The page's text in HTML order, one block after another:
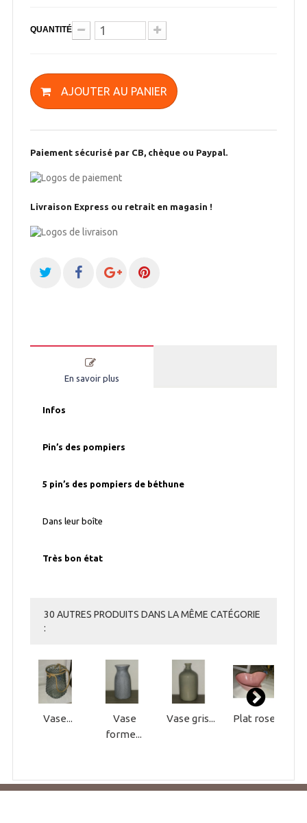
QUANTITÉ
AJOUTER AU PANIER
Paiement sécurisé par CB, chèque ou Paypal.
Livraison Express ou retrait en magasin !
En savoir plus
Infos
Pin’s des pompiers
5 pin’s des pompiers de béthune
Dans leur boîte
Très bon état
30 AUTRES PRODUITS DANS LA MÊME CATÉGORIE
:
Vase...
Vase
forme...
Vase gris... Plat rose...